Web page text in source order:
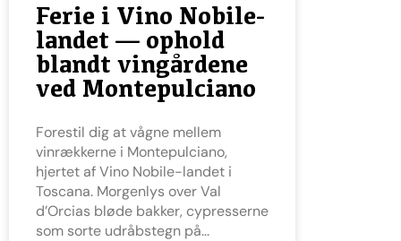
Ferie i Vino Nobile-
landet — ophold
blandt vingårdene
ved Montepulciano
Forestil dig at vågne mellem
vinrækkerne i Montepulciano,
hjertet af Vino Nobile-landet i
Toscana. Morgenlys over Val
d’Orcias bløde bakker, cypresserne
som sorte udråbstegn på